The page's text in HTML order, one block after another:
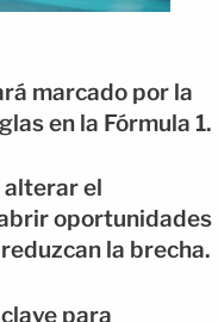
marcado por la
en la Fórmula 1.
alterar el
oportunidades
la brecha.
para